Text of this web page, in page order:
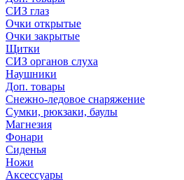
СИЗ глаз
Очки открытые
Очки закрытые
Щитки
СИЗ органов слуха
Наушники
Доп. товары
Снежно-ледовое снаряжение
Сумки, рюкзаки, баулы
Магнезия
Фонари
Сиденья
Ножи
Аксессуары